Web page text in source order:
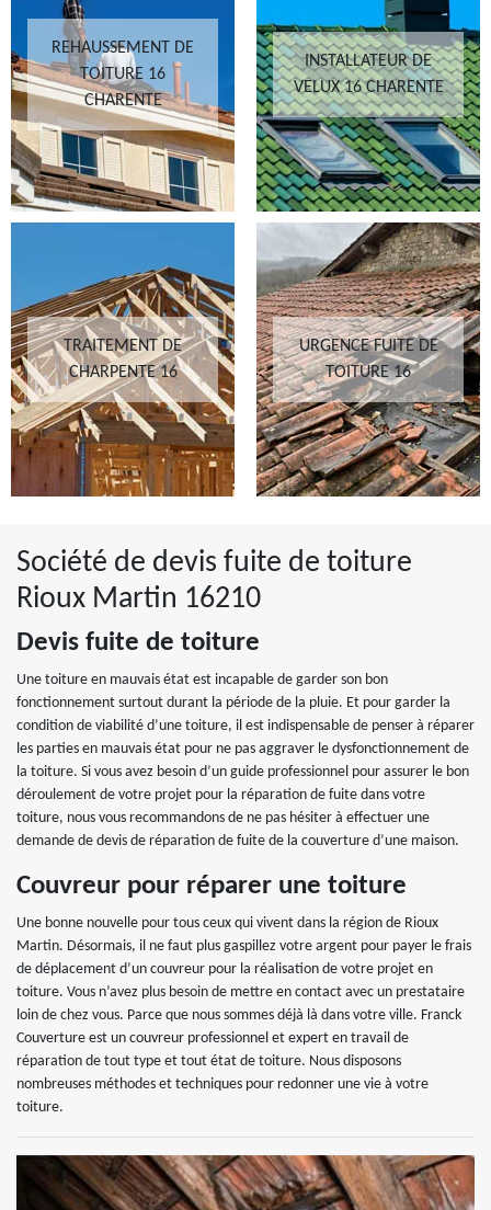
REHAUSSEMENT DE
TOITURE 16
CHARENTE
INSTALLATEUR DE
VELUX 16 CHARENTE
TRAITEMENT DE
CHARPENTE 16
URGENCE FUITE DE
TOITURE 16
Société de devis fuite de toiture
Rioux Martin 16210
Devis fuite de toiture
Une toiture en mauvais état est incapable de garder son bon
fonctionnement surtout durant la période de la pluie. Et pour garder la
condition de viabilité d’une toiture, il est indispensable de penser à réparer
les parties en mauvais état pour ne pas aggraver le dysfonctionnement de
la toiture. Si vous avez besoin d’un guide professionnel pour assurer le bon
déroulement de votre projet pour la réparation de fuite dans votre
toiture, nous vous recommandons de ne pas hésiter à effectuer une
demande de devis de réparation de fuite de la couverture d’une maison.
Couvreur pour réparer une toiture
Une bonne nouvelle pour tous ceux qui vivent dans la région de Rioux
Martin. Désormais, il ne faut plus gaspillez votre argent pour payer le frais
de déplacement d’un couvreur pour la réalisation de votre projet en
toiture. Vous n’avez plus besoin de mettre en contact avec un prestataire
loin de chez vous. Parce que nous sommes déjà là dans votre ville. Franck
Couverture est un couvreur professionnel et expert en travail de
réparation de tout type et tout état de toiture. Nous disposons
nombreuses méthodes et techniques pour redonner une vie à votre
toiture.